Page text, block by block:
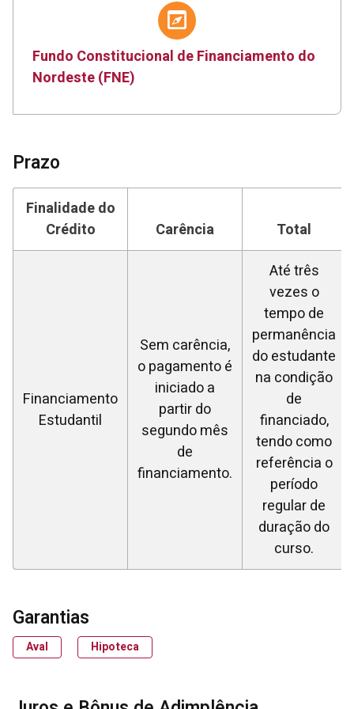
Fundo Constitucional de Financiamento do
Nordeste (FNE)
Prazo
Finalidade do
Crédito
Carência Total
Financiamento
Estudantil
Sem carência,
o pagamento é
iniciado a
partir do
segundo mês
de
financiamento.
Até três
vezes o
tempo de
permanência
do estudante
na condição
de
financiado,
tendo como
referência o
período
regular de
duração do
curso.
Garantias
Aval Hipoteca